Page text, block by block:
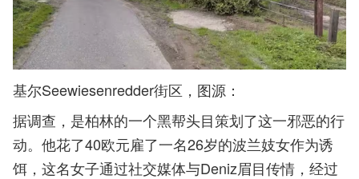
基尔Seewiesenredder街区，图源：
据调查，是柏林的一个黑帮头目策划了这一邪恶的行
动。他花了40欧元雇了一名26岁的波兰妓女作为诱
饵，这名女子通过社交媒体与Deniz眉目传情，经过